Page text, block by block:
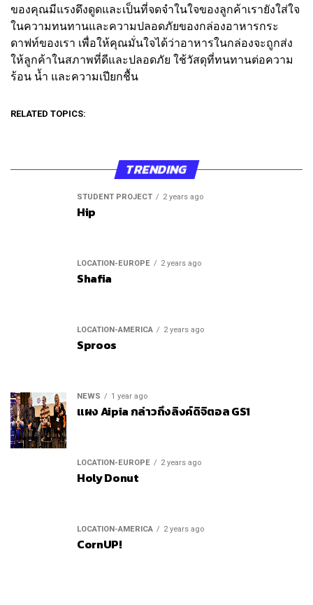
ของคุณมีแรงดึงดูดและเป็นที่จดจำในใจของลูกค้าเรายังใส่ใจ
ในความทนทานและความปลอดภัยของกล่องอาหารกระ
ดาฟท์ของเรา เพื่อให้คุณมั่นใจได้ว่าอาหารในกล่องจะถูกส่ง
ให้ลูกค้าในสภาพที่ดีและปลอดภัย ใช้วัสดุที่ทนทานต่อความ
ร้อน น้ำ และความเปียกชื้น
RELATED TOPICS:
TRENDING
STUDENT PROJECT 2 years ago
Hip
LOCATION-EUROPE 2 years ago
Shafia
LOCATION-AMERICA 2 years ago
Sproos
NEWS 1 year ago
แผง Aipia กล่าวถึงลิงค์ดิจิตอล GS1
LOCATION-EUROPE 2 years ago
Holy Donut
LOCATION-AMERICA 2 years ago
CornUP!